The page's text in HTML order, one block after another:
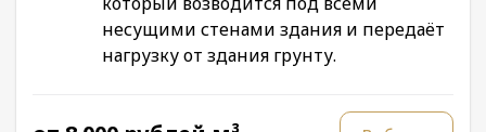
несущими стенами здания и передаёт
нагрузку от здания грунту.